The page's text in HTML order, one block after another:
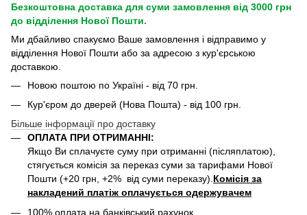
Безкоштовна доставка для суми замовлення від 3000 грн
до відділення Нової Пошти.
Ми дбайливо спакуємо Ваше замовлення і відправимо у
відділення Нової Пошти або за адресою з кур'єрською
доставкою.
Новою поштою по Україні - від 70 грн.
Кур'єром до дверей (Нова Пошта) - від 100 грн.
Більше інформації про доставку
ОПЛАТА ПРИ ОТРИМАННІ:
Якщо Ви сплачуєте суму при отриманні (післяплатою),
стягується комісія за переказ суми за тарифами Нової
Пошти (+20 грн, +2% від суми переказу).Комісія за
накладений платіж оплачується одержувачем
100% оплата на банківський рахунок